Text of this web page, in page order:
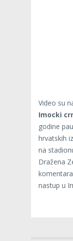
Video su
Imocki
godine
hrvatskih
na
Dražena
nastup u